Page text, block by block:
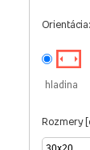
Orientácia:
hladina
Rozmery